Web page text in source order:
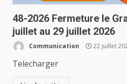
48-2026 Fermeture le
juillet au 29 juillet 2026
Communication 22 juillet
Telecharger